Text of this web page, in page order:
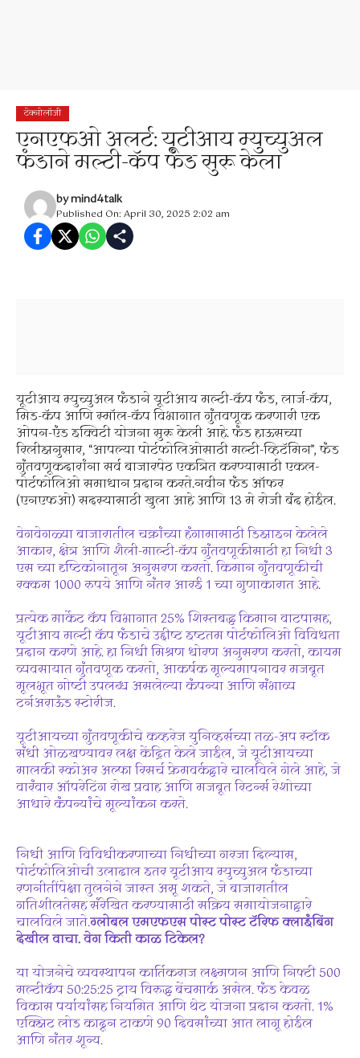
टेक्नोलॉजी
एनएफओ अलर्ट: यूटीआय म्युच्युअल
फंडाने मल्टी-कॅप फंड सुरू केला
bymind4talk
Published On: April 30, 2025 2:02 am
यूटीआय म्युच्युअल फंडाने यूटीआय मल्टी-कॅप फंड, लार्ज-कॅप,
मिड-कॅप आणि स्मॉल-कॅप विभागात गुंतवणूक करणारी एक
ओपन-एंड इक्विटी योजना सुरू केली आहे. फंड हाऊसच्या
रिलीझनुसार, “आपल्या पोर्टफोलिओसाठी मल्टी-व्हिटॅमिन”, फंड
गुंतवणूकदारांना सर्व बाजारपेठ एकत्रित करण्यासाठी एकल-
पोर्टफोलिओ समाधान प्रदान करते.नवीन फंड ऑफर
(एनएफओ) सदस्यासाठी खुला आहे आणि 13 मे रोजी बंद होईल.
वेगवेगळ्या बाजारातील चक्रांच्या हंगामासाठी डिझाइन केलेले
आकार, क्षेत्र आणि शैली-माल्टी-कॅप गुंतवणूकीसाठी हा निधी 3
एस च्या दृष्टिकोनातून अनुसरण करतो. किमान गुंतवणूकीची
रक्कम 1000 रुपये आणि नंतर आरई 1 च्या गुणाकारात आहे.
प्रत्येक मार्केट कॅप विभागात 25% शिस्तबद्ध किमान वाटपासह,
यूटीआय मल्टी कॅप फंडाचे उद्दीष्ट इष्टतम पोर्टफोलिओ विविधता
प्रदान करणे आहे. हा निधी मिश्रण धोरण अनुसरण करतो, कायम
व्यवसायात गुंतवणूक करतो, आकर्षक मूल्यमापनावर मजबूत
मूलभूत गोष्टी उपलब्ध असलेल्या कंपन्या आणि संभाव्य
टर्नअराऊंड स्टोरीज.
यूटीआयच्या गुंतवणूकीचे कव्हरेज युनिव्हर्सच्या तळ-अप स्टॉक
संधी ओळखण्यावर लक्ष केंद्रित केले जाईल, जे यूटीआयच्या
मालकी स्कोअर अल्फा रिसर्च फ्रेमवर्कद्वारे चालविले गेले आहे, जे
वारंवार ऑपरेटिंग रोख प्रवाह आणि मजबूत रिटर्न्स रेशोच्या
आधारे कंपन्यांचे मूल्यांकन करते.
निधी आणि विविधीकरणाच्या निधीच्या गरजा दिल्यास,
पोर्टफोलिओची उलाढाल इतर यूटीआय म्युच्युअल फंडाच्या
रणनीतींपेक्षा तुलनेने जास्त असू शकते, जे बाजारातील
गतिशीलतेसह संरेखित करण्यासाठी सक्रिय समायोजनाद्वारे
चालविले जाते.ग्लोबल एमएफएस पोस्ट पोस्ट टॅरिफ क्लाइंबिंग
देखील वाचा. वेग किती काळ टिकेल?
या योजनेचे व्यवस्थापन कार्तिकराज लक्ष्मणन आणि निफ्टी 500
मल्टीकॅप 50:25:25 ट्राय विरुद्ध बेंचमार्क असेल. फंड केवळ
विकास पर्यायांसह नियमित आणि थेट योजना प्रदान करतो. 1%
एक्झिट लोड काढून टाकणे 90 दिवसांच्या आत लागू होईल
आणि नंतर शून्य.